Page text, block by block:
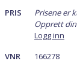
PRIS
Prisene er
Opprett din
Logg inn
VNR
166278